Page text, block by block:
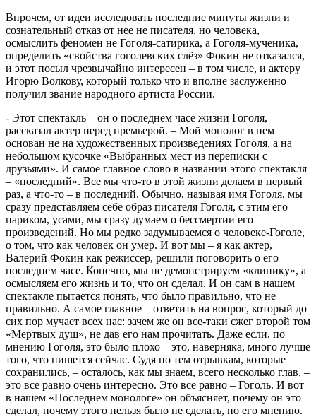
Впрочем, от идеи исследовать последние минуты жизни и
сознательный отказ от нее не писателя, но человека,
осмыслить феномен не Гоголя-сатирика, а Гоголя-мученика,
определить «свойства гоголевских слёз» Фокин не отказался,
и этот посыл чрезвычайно интересен – в том числе, и актеру
Игорю Волкову, который только что и вполне заслуженно
получил звание народного артиста России.
- Этот спектакль – он о последнем часе жизни Гоголя, –
рассказал актер перед премьерой. – Мой монолог в нем
основан не на художественных произведениях Гоголя, а на
небольшом кусочке «Выбранных мест из переписки с
друзьями». И самое главное слово в названии этого спектакля
– «последний». Все мы что-то в этой жизни делаем в первый
раз, а что-то – в последний. Обычно, называя имя Гоголя, мы
сразу представляем себе образ писателя Гоголя, с этим его
париком, усами, мы сразу думаем о бессмертии его
произведений. Но мы редко задумываемся о человеке-Гоголе,
о том, что как человек он умер. И вот мы – я как актер,
Валерий Фокин как режиссер, решили поговорить о его
последнем часе. Конечно, мы не демонстрируем «клинику», а
осмысляем его жизнь и то, что он сделал. И он сам в нашем
спектакле пытается понять, что было правильно, что не
правильно. А самое главное – ответить на вопрос, который до
сих пор мучает всех нас: зачем же он все-таки сжег второй том
«Мертвых душ», не дав его нам прочитать. Даже если, по
мнению Гоголя, это было плохо – это, наверняка, много лучше
того, что пишется сейчас. Судя по тем отрывкам, которые
сохранились, – осталось, как мы знаем, всего несколько глав, –
это все равно очень интересно. Это все равно – Гоголь. И вот
в нашем «Последнем монологе» он объясняет, почему он это
сделал, почему этого нельзя было не сделать, по его мнению.